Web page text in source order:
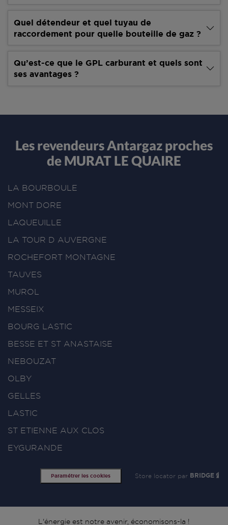
Quel détendeur et quel tuyau de
raccordement pour quelle bouteille de gaz ?
Qu’est-ce que le GPL carburant et quels sont
ses avantages ?
Les revendeurs Antargaz proches
de MURAT LE QUAIRE
LA BOURBOULE
MONT DORE
LAQUEUILLE
LA TOUR D AUVERGNE
ROCHEFORT MONTAGNE
TAUVES
MUROL
MESSEIX
BOURG LASTIC
BESSE ET ST ANASTAISE
NEBOUZAT
OLBY
GELLES
LASTIC
ST ETIENNE AUX CLOS
EYGURANDE
Paramétrer les cookies Store locator par BRIDGE
L'énergie est notre avenir, économisons-la !